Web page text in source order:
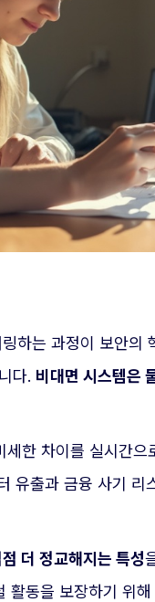
하는 과정이 보안
다. 비대면 시스템은
한 차이를 실시간
유출과 금융 사기
더 정교해지는 특성
동을 보장하기 위